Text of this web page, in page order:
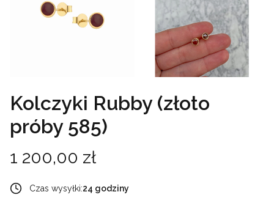
Kolczyki Rubby (złoto
próby 585)
Cena
1 200,00 zł
Czas wysyłki:24 godziny